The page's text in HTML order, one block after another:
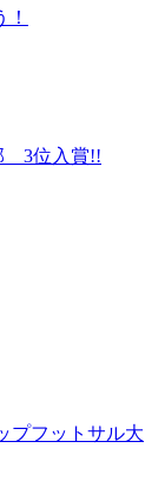
3位入賞!!
プフットサル大